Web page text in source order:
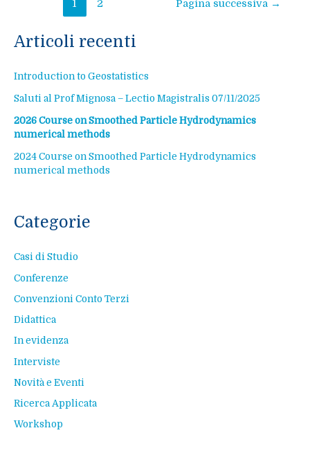
1 2 Pagina successiva →
Articoli recenti
Introduction to Geostatistics
Saluti al Prof Mignosa – Lectio Magistralis 07/11/2025
2026 Course on Smoothed Particle Hydrodynamics
numerical methods
2024 Course on Smoothed Particle Hydrodynamics
numerical methods
Categorie
Casi di Studio
Conferenze
Convenzioni Conto Terzi
Didattica
In evidenza
Interviste
Novità e Eventi
Ricerca Applicata
Workshop